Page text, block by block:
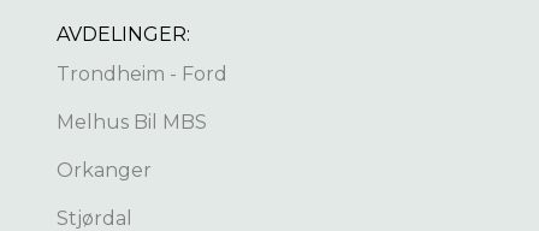
AVDELINGER:
Trondheim - Ford
Melhus Bil MBS
Orkanger
Stjørdal